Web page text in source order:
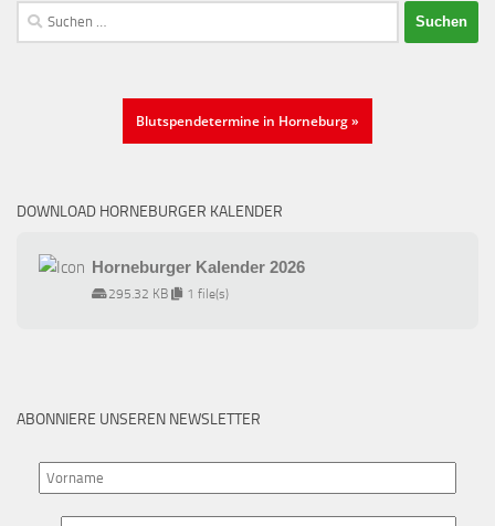
Suchen
nach:
Blutspendetermine in Horneburg »
DOWNLOAD HORNEBURGER KALENDER
Horneburger Kalender 2026
295.32 KB 1 file(s)
ABONNIERE UNSEREN NEWSLETTER